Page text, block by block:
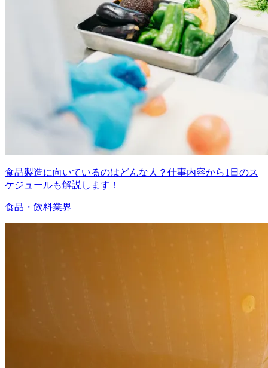
食品製造に向いているのはどんな人？仕事内容から1日のス
ケジュールも解説します！
食品・飲料業界